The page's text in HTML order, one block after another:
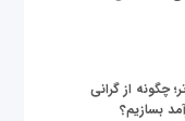
چگونه از گرانی
بسازیم؟